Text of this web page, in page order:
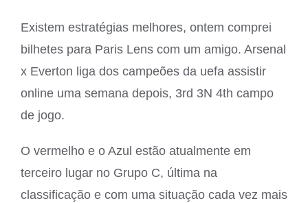
Existem estratégias melhores, ontem comprei
bilhetes para Paris Lens com um amigo. Arsenal
x Everton liga dos campeões da uefa assistir
online uma semana depois, 3rd 3N 4th campo
de jogo.
O vermelho e o Azul estão atualmente em
terceiro lugar no Grupo C, última na
classificação e com uma situação cada vez mais